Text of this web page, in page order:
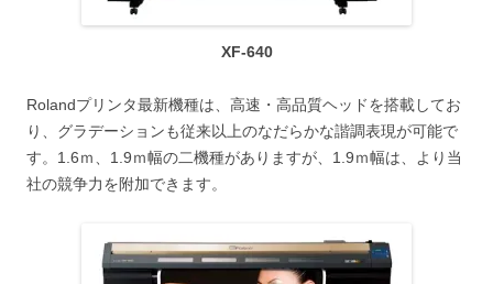
XF-640
Rolandプリンタ最新機種は、高速・高品質ヘッドを搭載してお
り、グラデーションも従来以上のなだらかな諧調表現が可能で
す。1.6ｍ、1.9ｍ幅の二機種がありますが、1.9ｍ幅は、より当
社の競争力を附加できます。